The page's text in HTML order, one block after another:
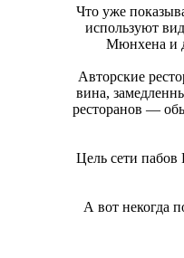
Что уже
используют
Мюнхена и
Авторские
вина,
ресторанов —
Цель сети
А вот некогда